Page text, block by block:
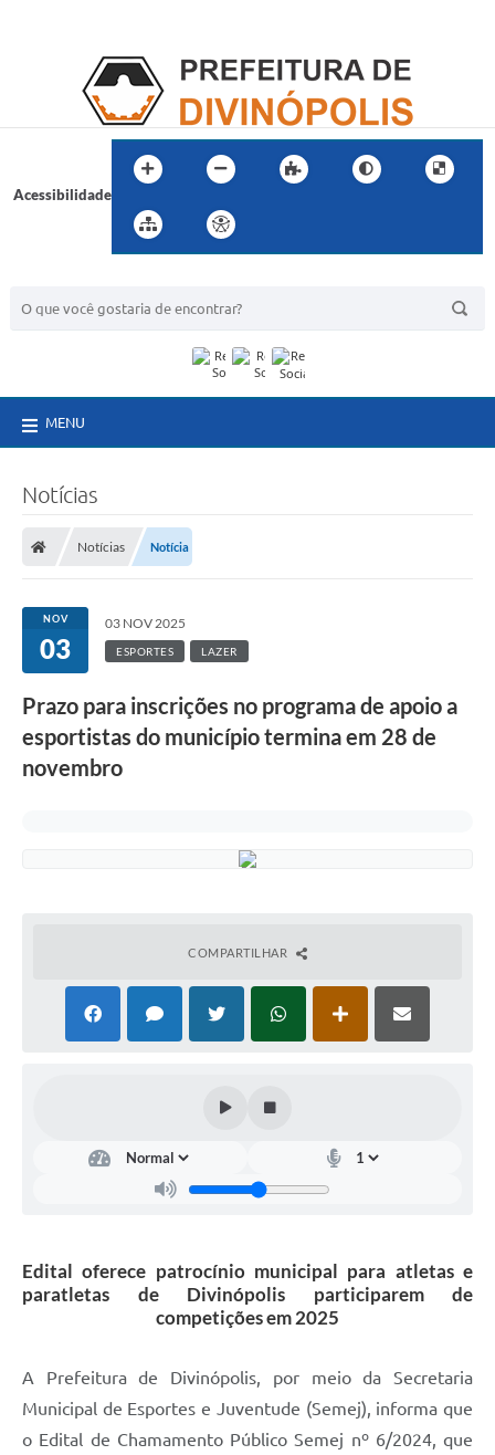
Acessibilidade
MENU
Notícias
Notícias Notícia
NOV
03
03 NOV 2025
ESPORTES LAZER
Prazo para inscrições no programa de apoio a
esportistas do município termina em 28 de
novembro
COMPARTILHAR
Edital oferece patrocínio municipal para atletas e
paratletas de Divinópolis participarem de
competições em 2025
A Prefeitura de Divinópolis, por meio da Secretaria
Municipal de Esportes e Juventude (Semej), informa que
o Edital de Chamamento Público Semej nº 6/2024, que